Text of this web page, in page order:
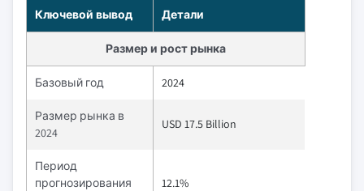
Ключевой вывод Детали
Размер и рост рынка
Базовый год 2024
Размер рынка в
2024
USD 17.5 Billion
Период
прогнозирования
12.1%